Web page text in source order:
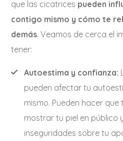
que las cicatrices pueden
contigo mismo y cómo te
demás. Veamos de cerca el
tener:
Autoestima y confianza:
pueden afectar tu
mismo. Pueden hacer que
mostrar tu piel en público
inseguridades sobre tu